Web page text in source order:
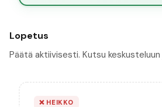
Lopetus
Päätä aktiivisesti. Kutsu
❌HEIKKO